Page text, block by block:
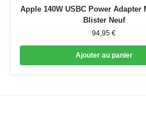
Apple 140W USBC Power Adapter
Blister Neuf
94,95€
Ajouter au panier